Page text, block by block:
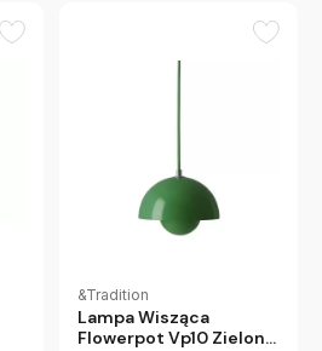
&Tradition
Lampa Wisząca
Flowerpot Vp10 Zielona